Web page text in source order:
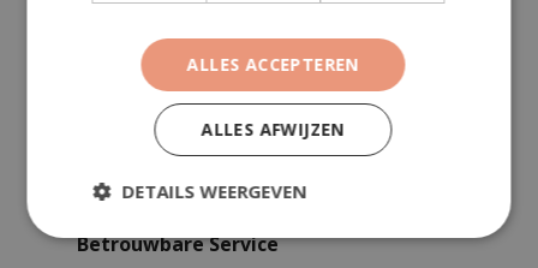
kennis van bestratingsmaterialen en de
toepassing daarvan. Wij adviseren u graag
over de juiste keuze van materialen, het
onderhoud en de aanleg.
Betrouwbare Service
ALLES ACCEPTEREN
ALLES AFWIJZEN
DETAILS WEERGEVEN